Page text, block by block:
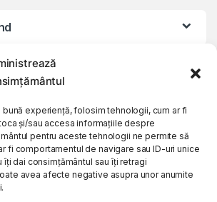
bună experiență, folosim tehnologii, cum ar fi
și/sau accesa informațiile despre
pentru aceste tehnologii ne permite să
fi comportamentul de navigare sau ID-uri unice
îți dai consimțământul sau îți retragi
avea afecte negative asupra unor anumite